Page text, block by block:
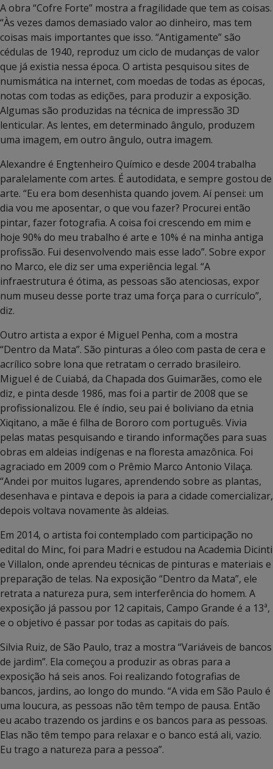
A obra “Cofre Forte” mostra a fragilidade que tem as coisas.
“Às vezes damos demasiado valor ao dinheiro, mas tem
coisas mais importantes que isso. “Antigamente” são
cédulas de 1940, reproduz um ciclo de mudanças de valor
que já existia nessa época. O artista pesquisou sites de
numismática na internet, com moedas de todas as épocas,
notas com todas as edições, para produzir a exposição.
Algumas são produzidas na técnica de impressão 3D
lenticular. As lentes, em determinado ângulo, produzem
uma imagem, em outro ângulo, outra imagem.
Alexandre é Engtenheiro Químico e desde 2004 trabalha
paralelamente com artes. É autodidata, e sempre gostou de
arte. “Eu era bom desenhista quando jovem. Aí pensei: um
dia vou me aposentar, o que vou fazer? Procurei então
pintar, fazer fotografia. A coisa foi crescendo em mim e
hoje 90% do meu trabalho é arte e 10% é na minha antiga
profissão. Fui desenvolvendo mais esse lado”. Sobre expor
no Marco, ele diz ser uma experiência legal. “A
infraestrutura é ótima, as pessoas são atenciosas, expor
num museu desse porte traz uma força para o currículo”,
diz.
Outro artista a expor é Miguel Penha, com a mostra
“Dentro da Mata”. São pinturas a óleo com pasta de cera e
acrílico sobre lona que retratam o cerrado brasileiro.
Miguel é de Cuiabá, da Chapada dos Guimarães, como ele
diz, e pinta desde 1986, mas foi a partir de 2008 que se
profissionalizou. Ele é índio, seu pai é boliviano da etnia
Xiqitano, a mãe é filha de Bororo com português. Vivia
pelas matas pesquisando e tirando informações para suas
obras em aldeias indígenas e na floresta amazônica. Foi
agraciado em 2009 com o Prêmio Marco Antonio Vilaça.
“Andei por muitos lugares, aprendendo sobre as plantas,
desenhava e pintava e depois ia para a cidade comercializar,
depois voltava novamente às aldeias.
Em 2014, o artista foi contemplado com participação no
edital do Minc, foi para Madri e estudou na Academia Dicinti
e Villalon, onde aprendeu técnicas de pinturas e materiais e
preparação de telas. Na exposição “Dentro da Mata”, ele
retrata a natureza pura, sem interferência do homem. A
exposição já passou por 12 capitais, Campo Grande é a 13ª,
e o objetivo é passar por todas as capitais do país.
Silvia Ruiz, de São Paulo, traz a mostra “Variáveis de bancos
de jardim”. Ela começou a produzir as obras para a
exposição há seis anos. Foi realizando fotografias de
bancos, jardins, ao longo do mundo. “A vida em São Paulo é
uma loucura, as pessoas não têm tempo de pausa. Então
eu acabo trazendo os jardins e os bancos para as pessoas.
Elas não têm tempo para relaxar e o banco está ali, vazio.
Eu trago a natureza para a pessoa”.